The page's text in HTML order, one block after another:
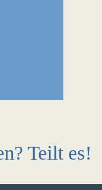
Teilt es!